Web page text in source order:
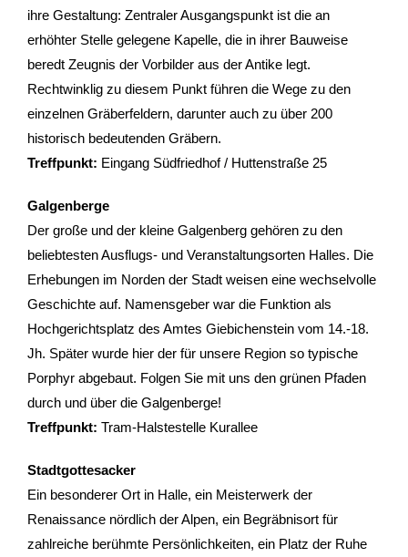
- Stadtrundfahrten
- Kinder & Schulklassen
- Polizeiruf-Touren
- Ausflüge & Touren
- Stadtspiele-Outdoor Games
- Weihnachtsangebote
Gutscheine & Geschenke
- Geschenksets
ihre Gestaltung: Zentraler Ausgangspunkt ist die an
erhöhter Stelle gelegene Kapelle, die in ihrer Bauweise
beredt Zeugnis der Vorbilder aus der Antike legt.
Rechtwinklig zu diesem Punkt führen die Wege zu den
einzelnen Gräberfeldern, darunter auch zu über 200
historisch bedeutenden Gräbern.
Treffpunkt: Eingang Südfriedhof / Huttenstraße 25
Galgenberge
Der große und der kleine Galgenberg gehören zu den
beliebtesten Ausflugs- und Veranstaltungsorten Halles. Die
Erhebungen im Norden der Stadt weisen eine wechselvolle
Geschichte auf. Namensgeber war die Funktion als
Hochgerichtsplatz des Amtes Giebichenstein vom 14.-18.
Jh. Später wurde hier der für unsere Region so typische
Porphyr abgebaut. Folgen Sie mit uns den grünen Pfaden
durch und über die Galgenberge!
Treffpunkt: Tram-Halstestelle Kurallee
Stadtgottesacker
Ein besonderer Ort in Halle, ein Meisterwerk der
Renaissance nördlich der Alpen, ein Begräbnisort für
zahlreiche berühmte Persönlichkeiten, ein Platz der Ruhe